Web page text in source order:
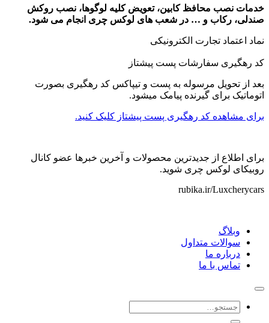
خدمات نصب محافظ کابین، تعویض کلیه لوگوها، نصب روکش
صندلی، رکاب و … در شعب های لوکس چری انجام می شود.
نماد اعتماد تجارت الكترونیكی
کد رهگیری سفارشات پست پیشتاز
بعد از تحویل مرسوله به پست و تیپاکس کد رهگیری بصورت
اتوماتیک برای گیرنده پیامک میشود.
برای مشاهده کد رهگیری پست پیشتاز کلیک کنید.
برای اطلاع از جدیدترین محصولات و آخرین خبرها عضو کانال
روبیکای لوکس چری شوید.
rubika.ir/Luxcherycars
وبلاگ
سوالات متداول
درباره ما
تماس با ما
جستجو